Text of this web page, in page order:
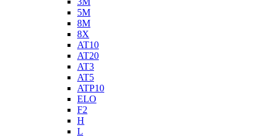
5M
8M
8X
AT10
AT20
AT3
AT5
ATP10
ELO
F2
H
L